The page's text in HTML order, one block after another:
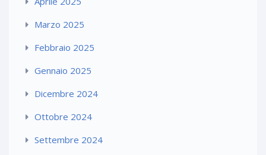
Marzo 2025
Febbraio 2025
Gennaio 2025
Dicembre 2024
Ottobre 2024
Settembre 2024